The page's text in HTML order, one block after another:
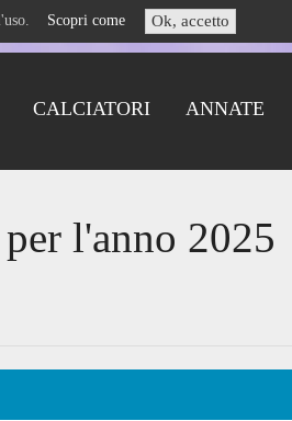
l'uso. Scopri come Ok, accetto
CALCIATORI ANNATE
l'anno 2025